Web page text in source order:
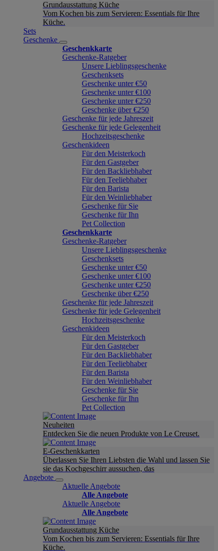
Grundausstattung Küche
Vom Kochen bis zum Servieren: Essentials für Ihre
Küche.
Sets
Geschenke
Geschenkkarte
Geschenke-Ratgeber
Unsere Lieblingsgeschenke
Geschenksets
Geschenke unter €50
Geschenke unter €100
Geschenke unter €250
Geschenke über €250
Geschenke für jede Jahreszeit
Geschenke für jede Gelegenheit
Hochzeitsgeschenke
Geschenkideen
Für den Meisterkoch
Für den Gastgeber
Für den Backliebhaber
Für den Teeliebhaber
Für den Barista
Für den Weinliebhaber
Geschenke für Sie
Geschenke für Ihn
Pet Collection
Geschenkkarte
Geschenke-Ratgeber
Unsere Lieblingsgeschenke
Geschenksets
Geschenke unter €50
Geschenke unter €100
Geschenke unter €250
Geschenke über €250
Geschenke für jede Jahreszeit
Geschenke für jede Gelegenheit
Hochzeitsgeschenke
Geschenkideen
Für den Meisterkoch
Für den Gastgeber
Für den Backliebhaber
Für den Teeliebhaber
Für den Barista
Für den Weinliebhaber
Geschenke für Sie
Geschenke für Ihn
Pet Collection
Neuheiten
Entdecken Sie die neuen Produkte von Le Creuset.
E-Geschenkkarten
Überlassen Sie Ihren Liebsten die Wahl und lassen Sie
sie das Kochgeschirr aussuchen, das
Angebote
Aktuelle Angebote
Alle Angebote
Aktuelle Angebote
Alle Angebote
Grundausstattung Küche
Vom Kochen bis zum Servieren: Essentials für Ihre
Küche.